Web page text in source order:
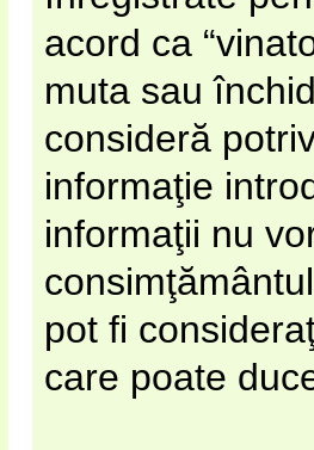
acord ca
muta sau
consideră
informaţie
informaţii nu
pot fi
care poate